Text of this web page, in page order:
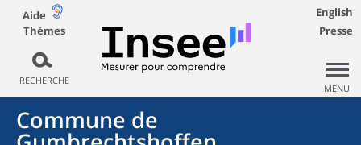
Aide
Thèmes
RECHERCHE
English
Presse
MENU
Commune de